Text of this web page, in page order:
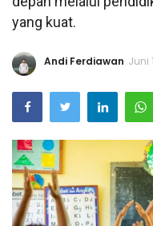
Nasional
Khutbah Jumat
Pendidikan
Internasional
Al-Qur'an Online
yang kuat.
Andi Ferdiawan Juni